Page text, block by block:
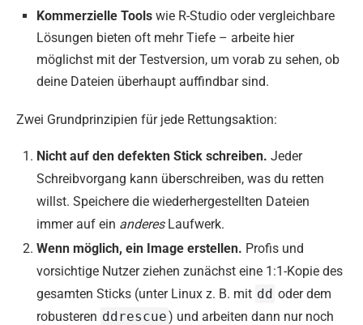
Kommerzielle Tools wie R-Studio oder vergleichbare
Lösungen bieten oft mehr Tiefe – arbeite hier
möglichst mit der Testversion, um vorab zu sehen, ob
deine Dateien überhaupt auffindbar sind.
Zwei Grundprinzipien für jede Rettungsaktion:
Nicht auf den defekten Stick schreiben. Jeder
Schreibvorgang kann überschreiben, was du retten
willst. Speichere die wiederhergestellten Dateien
immer auf ein anderesLaufwerk.
Wenn möglich, ein Image erstellen. Profis und
vorsichtige Nutzer ziehen zunächst eine 1:1-Kopie des
gesamten Sticks (unter Linux z. B. mit dd oder dem
robusteren ddrescue) und arbeiten dann nur noch